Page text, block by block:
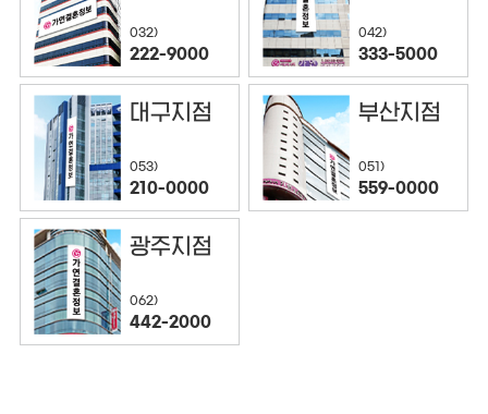
032)
222-9000
042)
333-5000
대구지점
053)
210-0000
부산지점
051)
559-0000
광주지점
062)
442-2000